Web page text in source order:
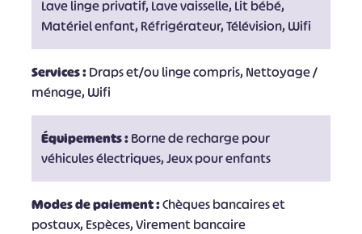
Lave linge privatif, Lave vaisselle, Lit bébé,
Matériel enfant, Réfrigérateur, Télévision, Wifi
Services :Draps et/ou linge compris, Nettoyage /
ménage, Wifi
Équipements :Borne de recharge pour
véhicules électriques, Jeux pour enfants
Modes de paiement :Chèques bancaires et
postaux, Espèces, Virement bancaire